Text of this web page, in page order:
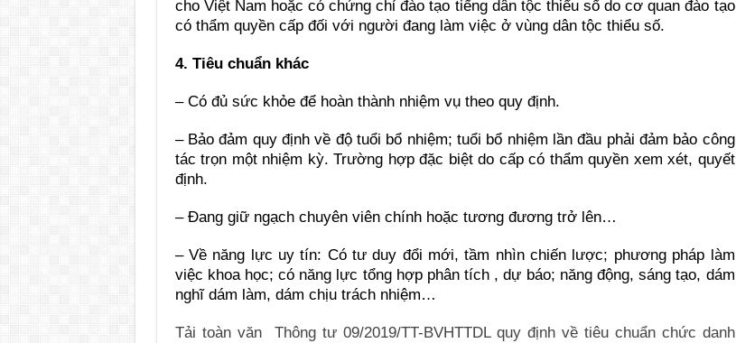
cho Việt Nam hoặc có chứng chỉ đào tạo tiếng dân tộc thiểu số do cơ quan đào tạo
có thẩm quyền cấp đối với người đang làm việc ở vùng dân tộc thiểu số.
4. Tiêu chuẩn khác
– Có đủ sức khỏe để hoàn thành nhiệm vụ theo quy định.
– Bảo đảm quy định về độ tuổi bổ nhiệm; tuổi bổ nhiệm lần đầu phải đảm bảo công
tác trọn một nhiệm kỳ. Trường hợp đặc biệt do cấp có thẩm quyền xem xét, quyết
định.
– Đang giữ ngạch chuyên viên chính hoặc tương đương trở lên…
– Về năng lực uy tín: Có tư duy đổi mới, tầm nhìn chiến lược; phương pháp làm
việc khoa học; có năng lực tổng hợp phân tích , dự báo; năng động, sáng tạo, dám
nghĩ dám làm, dám chịu trách nhiệm…
Tải toàn văn Thông tư 09/2019/TT-BVHTTDL quy định về tiêu chuẩn chức danh